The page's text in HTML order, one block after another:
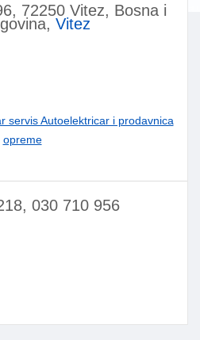
72250 Vitez, Bosna i
Vitez
servis Autoelektricar i prodavnica
opreme
030 710 956